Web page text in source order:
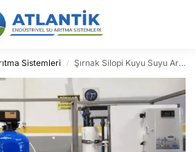
Sistemleri / Şırnak Silopi Kuyu Suyu Arıtma